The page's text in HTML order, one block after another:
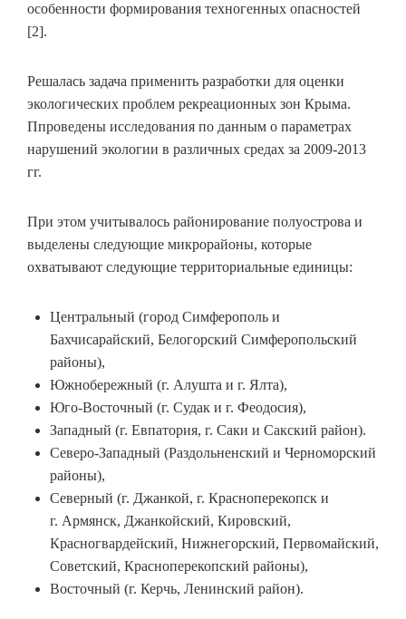
особенности формирования техногенных опасностей
[2].
Решалась задача применить разработки для оценки
экологических проблем рекреационных зон Крыма.
Ппроведены исследования по данным о параметрах
нарушений экологии в различных средах за 2009-2013
гг.
При этом учитывалось районирование полуострова и
выделены следующие микрорайоны, которые
охватывают следующие территориальные единицы:
Центральный (город Симферополь и
Бахчисарайский, Белогорский Симферопольский
районы),
Южнобережный (г. Алушта и г. Ялта),
Юго-Восточный (г. Судак и г. Феодосия),
Западный (г. Евпатория, г. Саки и Сакский район).
Северо-Западный (Раздольненский и Черноморский
районы),
Северный (г. Джанкой, г. Красноперекопск и
г. Армянск, Джанкойский, Кировский,
Красногвардейский, Нижнегорский, Первомайский,
Советский, Красноперекопский районы),
Восточный (г. Керчь, Ленинский район).